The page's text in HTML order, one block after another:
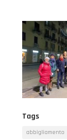
Tags
abbigliamento